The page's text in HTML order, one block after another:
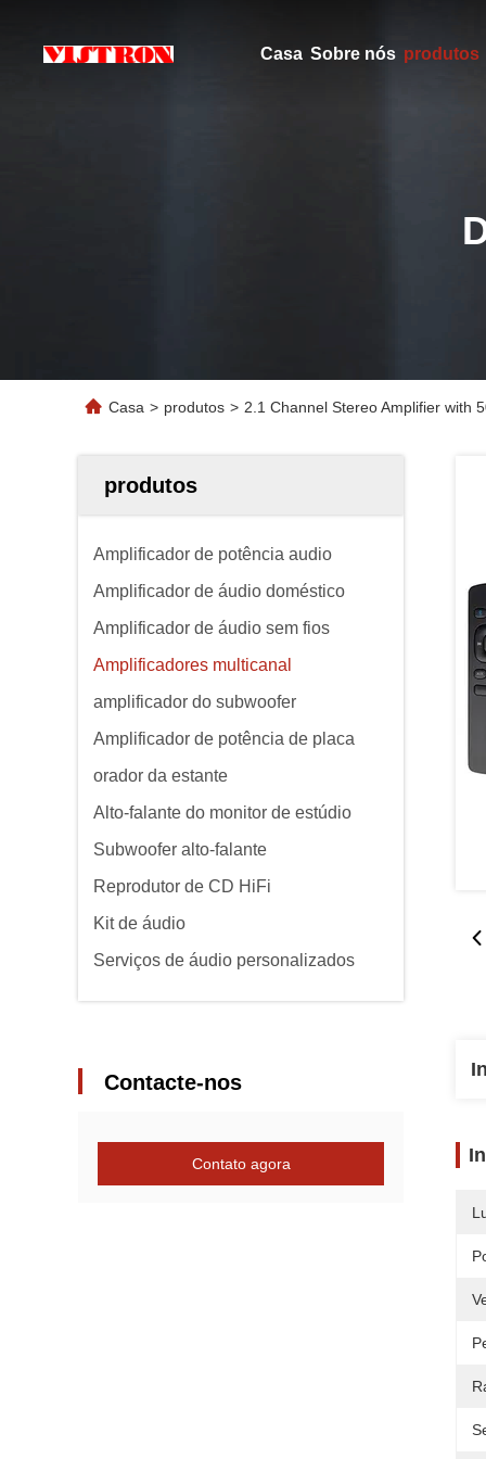
Casa Sobre nós produtos
Casa > produtos > 2.1 Channel Stereo Amplifier with
produtos
Amplificador de potência audio
Amplificador de áudio doméstico
Amplificador de áudio sem fios
Amplificadores multicanal
amplificador do subwoofer
Amplificador de potência de placa
orador da estante
Alto-falante do monitor de estúdio
Subwoofer alto-falante
Reprodutor de CD HiFi
Kit de áudio
Serviços de áudio personalizados
Contacte-nos
Contato agora